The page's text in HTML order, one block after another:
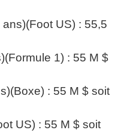
US) : 55,5
1) : 55 M $
: 55 M $ soit
US) : 55 M $ soit